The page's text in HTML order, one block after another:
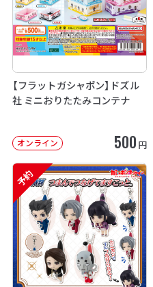
【フラットガシャポン】ドズル
社 ミニおりたたみコンテナ
オンライン 500 円
予約